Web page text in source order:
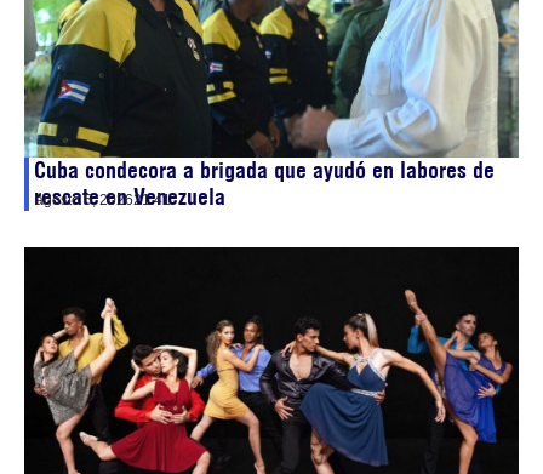
Cuba condecora a brigada que ayudó en labores de
rescate en Venezuela
agosto 5, 202621:41